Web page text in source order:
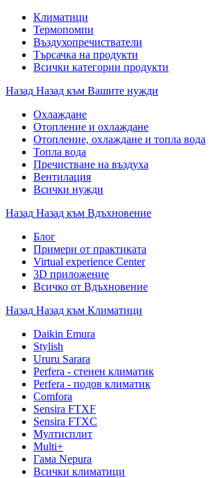
Климатици
Термопомпи
Въздухопречистватели
Търсачка на продукти
Всички категории продукти
Назад Назад към Вашите нужди
Охлаждане
Отопление и охлаждане
Отопление, охлаждане и топла вода
Топла вода
Пречистване на въздуха
Вентилация
Всички нужди
Назад Назад към Вдъхновение
Блог
Примери от практиката
Virtual experience Center
3D приложение
Всичко от Вдъхновение
Назад Назад към Климатици
Daikin Emura
Stylish
Ururu Sarara
Perfera - стенен климатик
Perfera - подов климатик
Comfora
Sensira FTXF
Sensira FTXC
Мултисплит
Multi+
Гама Nepura
Всички климатици